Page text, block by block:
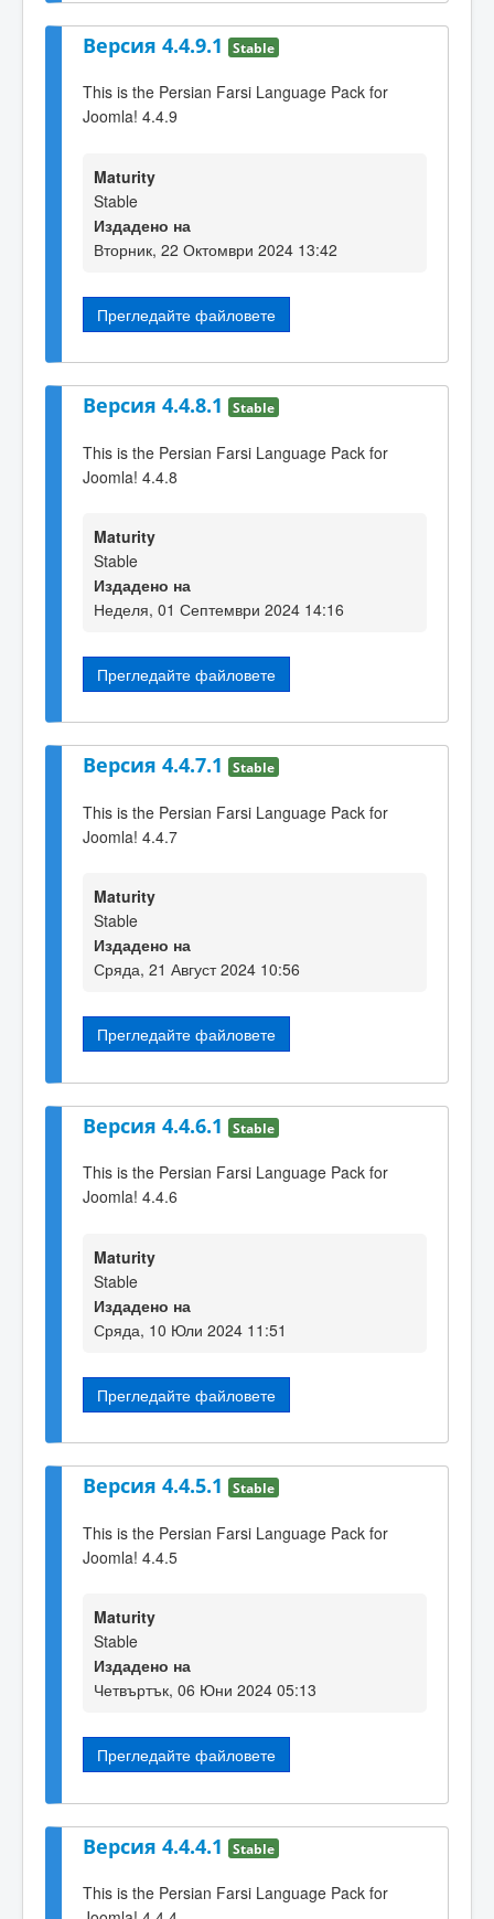
Версия 4.4.9.1 Stable
This is the Persian Farsi Language Pack for
Joomla! 4.4.9
Maturity
Stable
Издадено на
Вторник, 22 Октомври 2024 13:42
Прегледайте файловете
Версия 4.4.8.1 Stable
This is the Persian Farsi Language Pack for
Joomla! 4.4.8
Maturity
Stable
Издадено на
Неделя, 01 Септември 2024 14:16
Прегледайте файловете
Версия 4.4.7.1 Stable
This is the Persian Farsi Language Pack for
Joomla! 4.4.7
Maturity
Stable
Издадено на
Сряда, 21 Август 2024 10:56
Прегледайте файловете
Версия 4.4.6.1 Stable
This is the Persian Farsi Language Pack for
Joomla! 4.4.6
Maturity
Stable
Издадено на
Сряда, 10 Юли 2024 11:51
Прегледайте файловете
Версия 4.4.5.1 Stable
This is the Persian Farsi Language Pack for
Joomla! 4.4.5
Maturity
Stable
Издадено на
Четвъртък, 06 Юни 2024 05:13
Прегледайте файловете
Версия 4.4.4.1 Stable
This is the Persian Farsi Language Pack for